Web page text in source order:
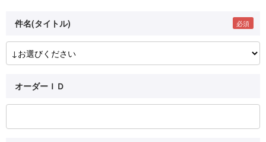
件名(タイトル)
オーダーＩＤ